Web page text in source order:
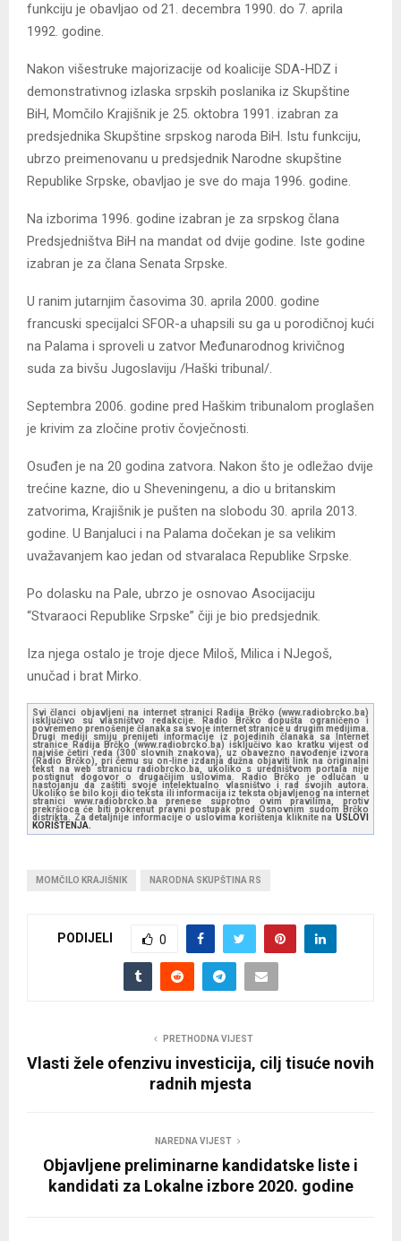
funkciju je obavljao od 21. decembra 1990. do 7. aprila
1992. godine.
Nakon višestruke majorizacije od koalicije SDA-HDZ i
demonstrativnog izlaska srpskih poslanika iz Skupštine
BiH, Momčilo Krajišnik je 25. oktobra 1991. izabran za
predsjednika Skupštine srpskog naroda BiH. Istu funkciju,
ubrzo preimenovanu u predsjednik Narodne skupštine
Republike Srpske, obavljao je sve do maja 1996. godine.
Na izborima 1996. godine izabran je za srpskog člana
Predsjedništva BiH na mandat od dvije godine. Iste godine
izabran je za člana Senata Srpske.
U ranim jutarnjim časovima 30. aprila 2000. godine
francuski specijalci SFOR-a uhapsili su ga u porodičnoj kući
na Palama i sproveli u zatvor Međunarodnog krivičnog
suda za bivšu Jugoslaviju /Haški tribunal/.
Septembra 2006. godine pred Haškim tribunalom proglašen
je krivim za zločine protiv čovječnosti.
Osuđen je na 20 godina zatvora. Nakon što je odležao dvije
trećine kazne, dio u Sheveningenu, a dio u britanskim
zatvorima, Krajišnik je pušten na slobodu 30. aprila 2013.
godine. U Banjaluci i na Palama dočekan je sa velikim
uvažavanjem kao jedan od stvaralaca Republike Srpske.
Po dolasku na Pale, ubrzo je osnovao Asocijaciju
“Stvaraoci Republike Srpske” čiji je bio predsjednik.
Iza njega ostalo je troje djece Miloš, Milica i NJegoš,
unučad i brat Mirko.
Svi članci objavljeni na internet stranici Radija Brčko (www.radiobrcko.ba)
isključivo su vlasništvo redakcije. Radio Brčko dopušta ograničeno i
povremeno prenošenje članaka sa svoje internet stranice u drugim medijima.
Drugi mediji smiju prenijeti informacije iz pojedinih članaka sa Internet
stranice Radija Brčko (www.radiobrcko.ba) isključivo kao kratku vijest od
najviše četiri reda (300 slovnih znakova), uz obavezno navođenje izvora
(Radio Brčko), pri čemu su on-line izdanja dužna objaviti link na originalni
tekst na web stranicu radiobrcko.ba, ukoliko s uredništvom portala nije
postignut dogovor o drugačijim uslovima. Radio Brčko je odlučan u
nastojanju da zaštiti svoje intelektualno vlasništvo i rad svojih autora.
Ukoliko se bilo koji dio teksta ili informacija iz teksta objavljenog na internet
stranici www.radiobrcko.ba prenese suprotno ovim pravilima, protiv
prekršioca će biti pokrenut pravni postupak pred Osnovnim sudom Brčko
distrikta. Za detaljnije informacije o uslovima korištenja kliknite na USLOVI
KORIŠTENJA.
MOMČILO KRAJIŠNIK NARODNA SKUPŠTINA RS
PODIJELI 0
PRETHODNA VIJEST
Vlasti žele ofenzivu investicija, cilj tisuće novih
radnih mjesta
NAREDNA VIJEST
Objavljene preliminarne kandidatske liste i
kandidati za Lokalne izbore 2020. godine